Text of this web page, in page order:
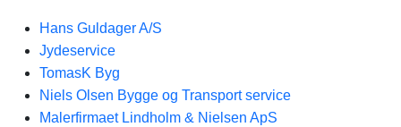
Hans Guldager A/S
Jydeservice
TomasK Byg
Niels Olsen Bygge og Transport service
Malerfirmaet Lindholm & Nielsen ApS